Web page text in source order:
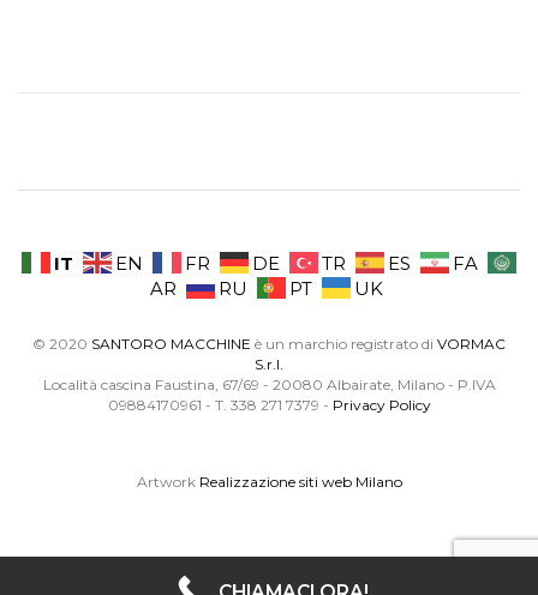
IT EN FR DE TR ES
FA
AR
RU PT UK
© 2020 SANTORO MACCHINE è un marchio registrato di VORMAC
S.r.l.
Località cascina Faustina, 67/69 - 20080 Albairate, Milano - P.IVA
09884170961 - T. 338 271 7379 - Privacy Policy
Artwork Realizzazione siti web Milano